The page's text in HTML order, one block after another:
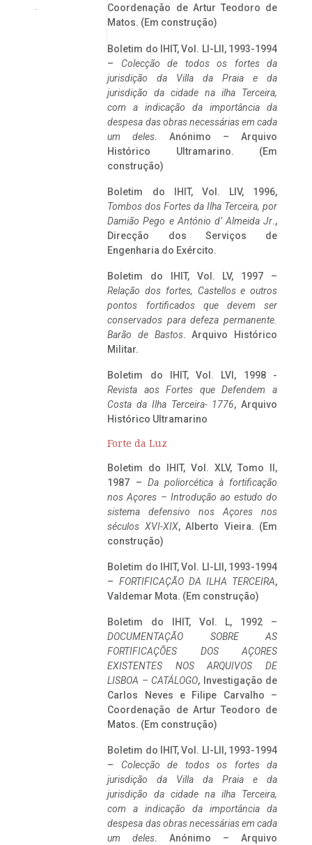
Coordenação de Artur Teodoro de
Matos. (Em construção)
Boletim do IHIT, Vol. LI-LII, 1993-1994
– Colecção de todos os fortes da
jurisdição da Villa da Praia e da
jurisdição da cidade na ilha Terceira,
com a indicação da importância da
despesa das obras necessárias em cada
um deles. Anónimo – Arquivo
Histórico Ultramarino. (Em
construção)
Boletim do IHIT, Vol. LIV, 1996,
Tombos dos Fortes da Ilha Terceira, por
Damião Pego e António d’ Almeida Jr.,
Direcção dos Serviços de
Engenharia do Exército.
Boletim do IHIT, Vol. LV, 1997 –
Relação dos fortes, Castellos e outros
pontos fortificados que devem ser
conservados para defeza permanente.
Barão de Bastos. Arquivo Histórico
Militar.
Boletim do IHIT, Vol. LVI, 1998 -
Revista aos Fortes que Defendem a
Costa da Ilha Terceira- 1776, Arquivo
Histórico Ultramarino
Forte da Luz
Boletim do IHIT, Vol. XLV, Tomo II,
1987 – Da poliorcética à fortificação
nos Açores – Introdução ao estudo do
sistema defensivo nos Açores nos
séculos XVI-XIX, Alberto Vieira. (Em
construção)
Boletim do IHIT, Vol. LI-LII, 1993-1994
– FORTIFICAÇÃO DA ILHA TERCEIRA,
Valdemar Mota. (Em construção)
Boletim do IHIT, Vol. L, 1992 –
DOCUMENTAÇÃO SOBRE AS
FORTIFICAÇÕES DOS AÇORES
EXISTENTES NOS ARQUIVOS DE
LISBOA – CATÁLOGO, Investigação de
Carlos Neves e Filipe Carvalho –
Coordenação de Artur Teodoro de
Matos. (Em construção)
Boletim do IHIT, Vol. LI-LII, 1993-1994
– Colecção de todos os fortes da
jurisdição da Villa da Praia e da
jurisdição da cidade na ilha Terceira,
com a indicação da importância da
despesa das obras necessárias em cada
um deles. Anónimo – Arquivo